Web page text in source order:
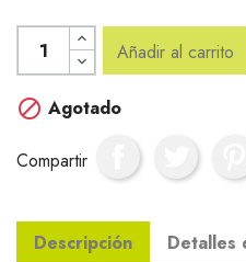
Añadir al carrito
 Agotado
Compartir
Descripción Detalles